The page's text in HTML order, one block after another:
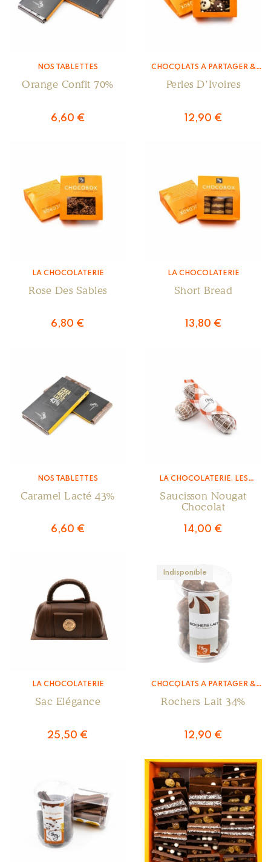
NOS TABLETTES
Orange Confit 70%
6,60 €
CHOCOLATS À PARTAGER &
Perles D’Ivoires
12,90 €
LA CHOCOLATERIE
Rose Des Sables
6,80 €
LA CHOCOLATERIE
Short Bread
13,80 €
NOS TABLETTES
Caramel Lacté 43%
6,60 €
LA CHOCOLATERIE, LES
PRÉSENTATIONS
Saucisson Nougat
Chocolat
14,00 €
LA CHOCOLATERIE
Sac Elégance
25,50 €
Indisponible
CHOCOLATS À PARTAGER &
Rochers Lait 34%
12,90 €